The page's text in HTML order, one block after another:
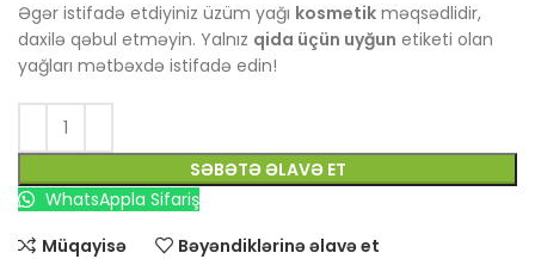
Əgər istifadə etdiyiniz üzüm yağı kosmetik məqsədlidir,
daxilə qəbul etməyin. Yalnız qida üçün uyğun etiketi olan
yağları mətbəxdə istifadə edin!
SƏBƏTƏ ƏLAVƏ ET
WhatsAppla Sifariş
Müqayisə
Bəyəndiklərinə əlavə et